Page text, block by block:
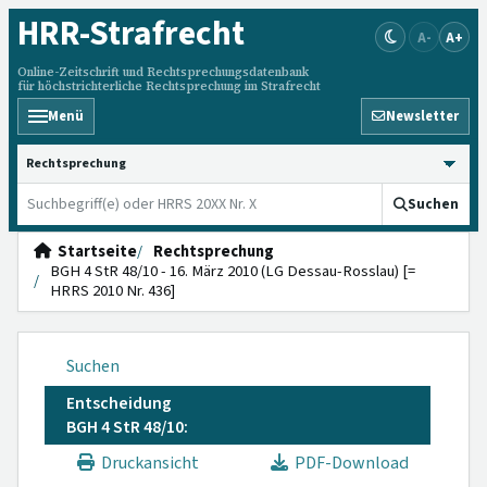
HRR-Strafrecht
Online-Zeitschrift und Rechtsprechungsdatenbank
für höchstrichterliche Rechtsprechung im Strafrecht
A- A+
Menü Newsletter
HRRS durchsuchen
Suchen
Startseite
Rechtsprechung
BGH 4 StR 48/10 - 16. März 2010 (LG Dessau-Rosslau) [=
HRRS 2010 Nr. 436]
Suchen
Entscheidung
BGH 4 StR 48/10:
Druckansicht
PDF-Download